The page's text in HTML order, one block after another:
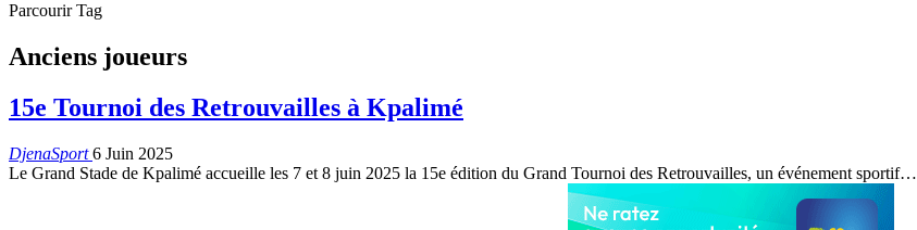
Parcourir Tag
Anciens joueurs
15e Tournoi des Retrouvailles à Kpalimé
DjenaSport6 Juin 2025
Le Grand Stade de Kpalimé accueille les 7 et 8 juin 2025 la 15e édition du Grand Tournoi des Retrouvailles, un événement sportif…